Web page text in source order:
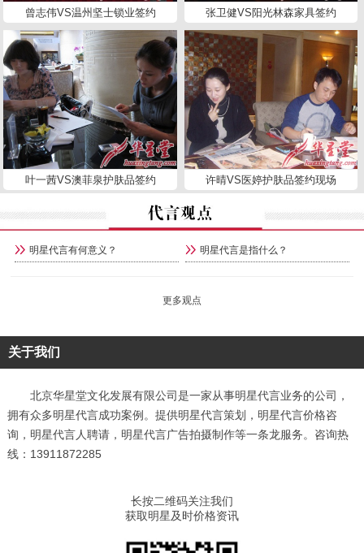
曾志伟VS温州坚士锁业签约 张卫健VS阳光林森家具签约
叶一茜VS澳菲泉护肤品签约 许晴VS医婷护肤品签约现场
明星代言有何意义？ 明星代言是指什么？
更多观点
关于我们
北京华星堂文化发展有限公司是一家从事明星代言业务的公司，
拥有众多明星代言成功案例。提供明星代言策划，明星代言价格咨
询，明星代言人聘请，明星代言广告拍摄制作等一条龙服务。咨询热
线：13911872285
长按二维码关注我们
获取明星及时价格资讯